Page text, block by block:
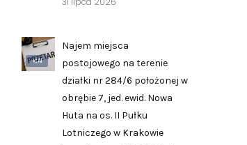
AI
Najem miejsca
postojowego na terenie
działki nr 284/6 położonej w
obrębie 7, jed. ewid. Nowa
Huta na os. II Pułku
Lotniczego w Krakowie
Zgłoś problem lub uwagę
Twoja opinia pomaga nam ulepszać serwis